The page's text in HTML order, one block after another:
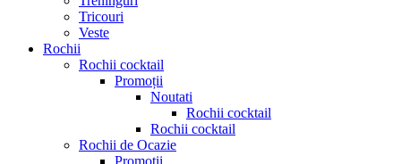
Tricouri
Veste
Rochii
Rochii cocktail
Promoții
Noutati
Rochii cocktail
Rochii cocktail
Rochii de Ocazie
Promoții